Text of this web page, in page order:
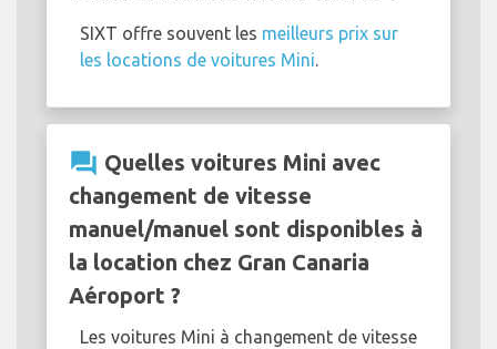
SIXT offre souvent les meilleurs prix sur
les locations de voitures Mini
question_answer Quelles voitures Mini avec
changement de vitesse
manuel/manuel sont disponibles à
la location chez Gran Canaria
Aéroport ?
Les voitures Mini à changement de vitesse